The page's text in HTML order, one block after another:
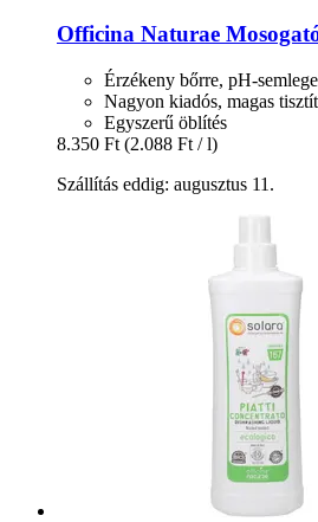
Officina Naturae
Érzékeny bőrre, pH-
Nagyon kiadós, magas
Egyszerű öblítés
8.350 Ft (2.088 Ft / l)
Szállítás eddig: augusztus 11.